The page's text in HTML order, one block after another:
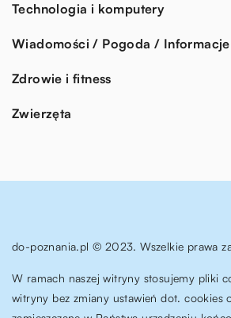
Technologia i komputery
Wiadomości / Pogoda / Informacje
Zdrowie i fitness
Zwierzęta
do-poznania.pl © 2023. Wszelkie prawa
W ramach naszej witryny stosujemy pliki
witryny bez zmiany ustawień dot. cookies